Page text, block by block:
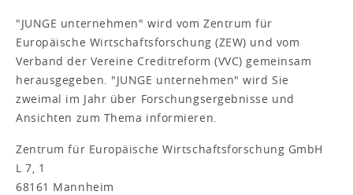
"JUNGE unternehmen" wird vom Zentrum für
Europäische Wirtschaftsforschung (ZEW) und vom
Verband der Vereine Creditreform (VVC) gemeinsam
herausgegeben. "JUNGE unternehmen" wird Sie
zweimal im Jahr über Forschungsergebnisse und
Ansichten zum Thema informieren.
Zentrum für Europäische Wirtschaftsforschung GmbH
L 7, 1
68161 Mannheim